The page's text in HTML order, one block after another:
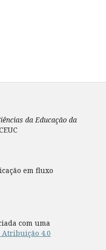
da Educação da
em fluxo
com uma
Atribuição 4.0